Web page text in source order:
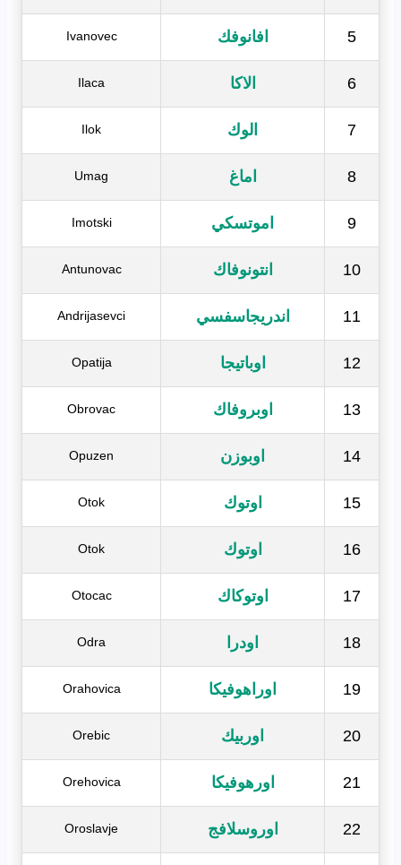
5 افانوفك Ivanovec
6 الاكا Ilaca
7 الوك Ilok
8 اماغ Umag
9 اموتسكي Imotski
10 انتونوفاك Antunovac
11 اندريجاسفسي Andrijasevci
12 اوباتيجا Opatija
13 اوبروفاك Obrovac
14 اوبوزن Opuzen
15 اوتوك Otok
16 اوتوك Otok
17 اوتوكاك Otocac
18 اودرا Odra
19 اوراهوفيكا Orahovica
20 اوربيك Orebic
21 اورهوفيكا Orehovica
22 اوروسلافج Oroslavje